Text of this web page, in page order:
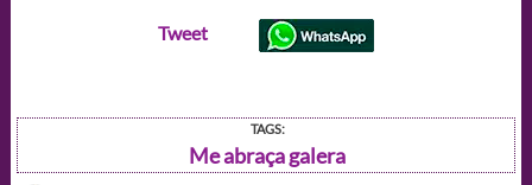
Tweet
TAGS:
Me abraça galera